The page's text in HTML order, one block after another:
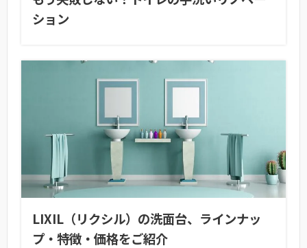
ション
LIXIL（リクシル）の洗面台、ラインナッ
プ・特徴・価格をご紹介